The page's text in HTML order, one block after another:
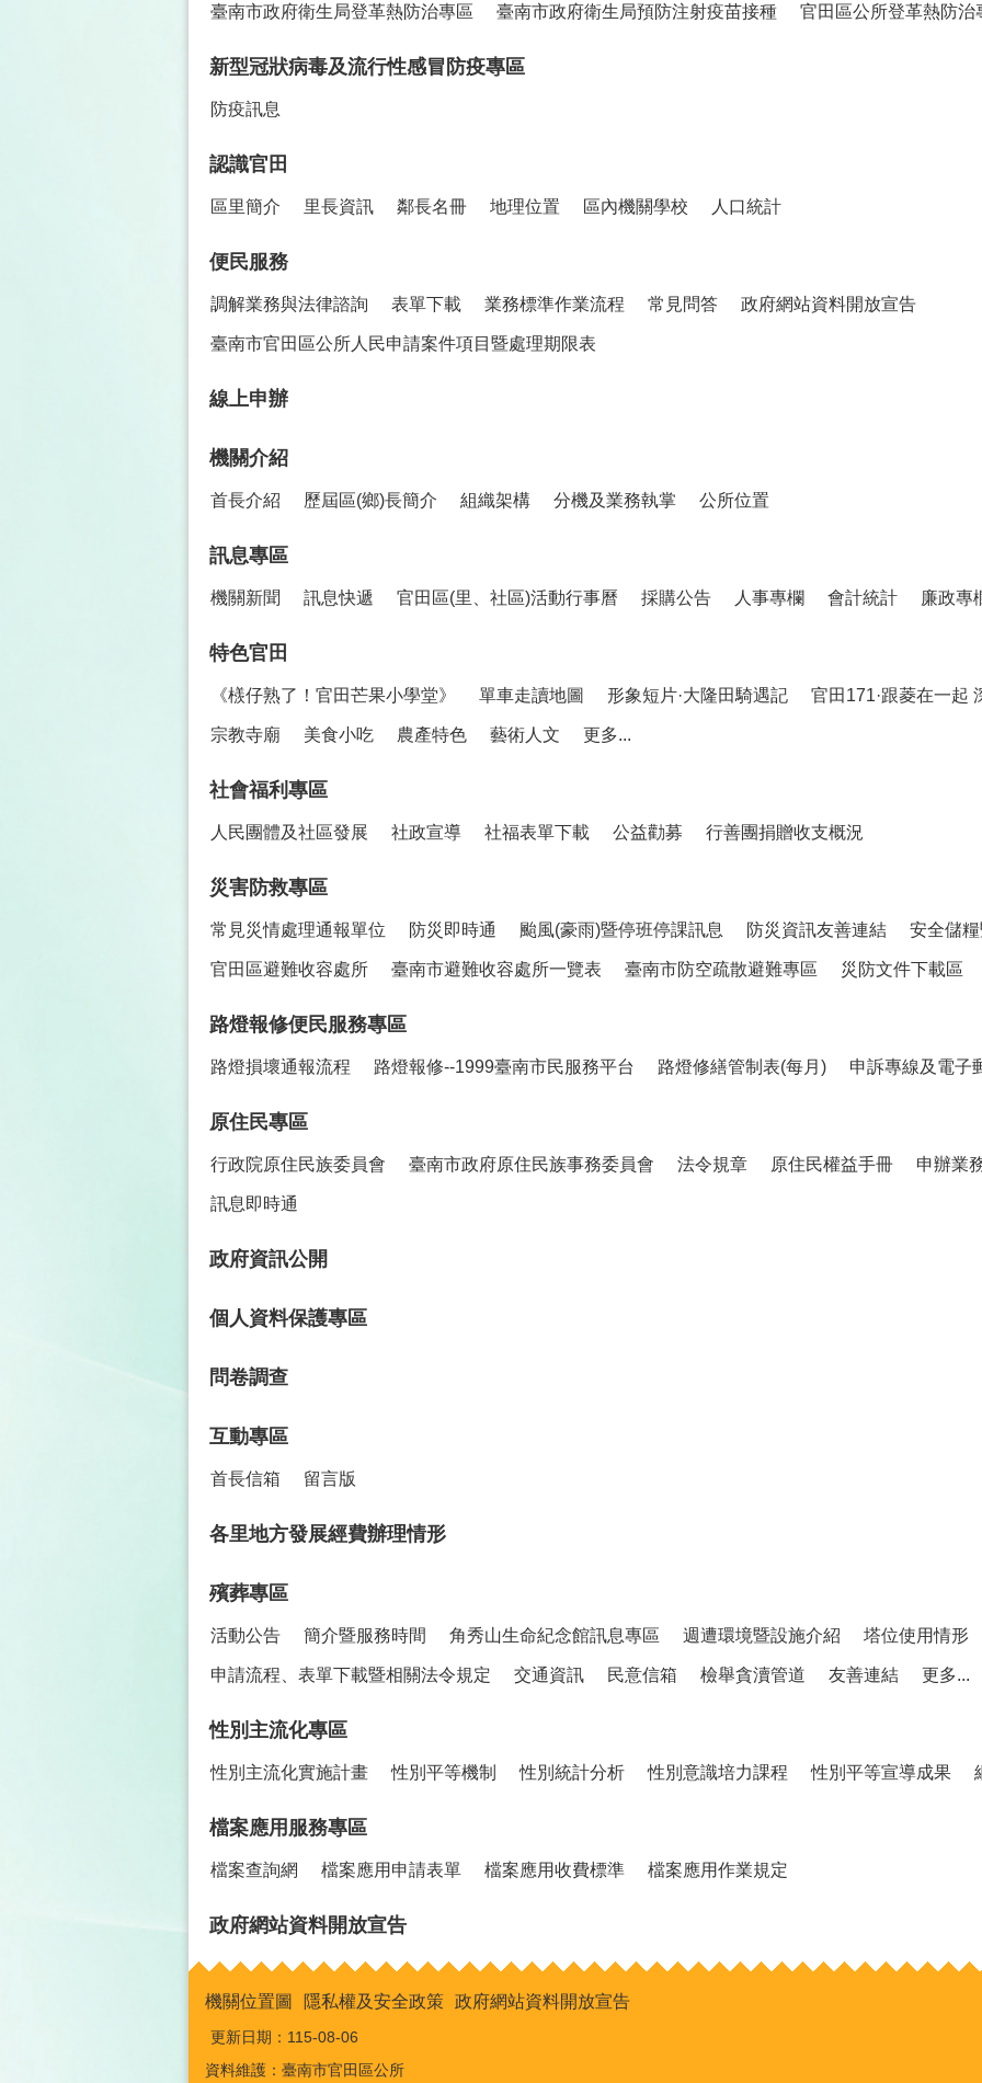
臺南市政府衛生局登革熱防治專區 臺南市政府衛生局預防注射疫苗接種 官田區公所登革熱防治
新型冠狀病毒及流行性感冒防疫專區
防疫訊息
認識官田
區里簡介 里長資訊 鄰長名冊 地理位置 區內機關學校 人口統計
便民服務
調解業務與法律諮詢 表單下載 業務標準作業流程 常見問答 政府網站資料開放宣告
臺南市官田區公所人民申請案件項目暨處理期限表
線上申辦
機關介紹
首長介紹 歷屆區(鄉)長簡介 組織架構 分機及業務執掌 公所位置
訊息專區
機關新聞 訊息快遞 官田區(里、社區)活動行事曆 採購公告 人事專欄 會計統計 廉政專
特色官田
《檨仔熟了！官田芒果小學堂》 單車走讀地圖 形象短片·大隆田騎遇記 官田171·跟菱在一起
宗教寺廟 美食小吃 農產特色 藝術人文 更多...
社會福利專區
人民團體及社區發展 社政宣導 社福表單下載 公益勸募 行善團捐贈收支概況
災害防救專區
常見災情處理通報單位 防災即時通 颱風(豪雨)暨停班停課訊息 防災資訊友善連結 安全儲
官田區避難收容處所 臺南市避難收容處所一覽表 臺南市防空疏散避難專區 災防文件下載區
路燈報修便民服務專區
路燈損壞通報流程 路燈報修--1999臺南市民服務平台 路燈修繕管制表(每月) 申訴專線及電子
原住民專區
行政院原住民族委員會 臺南市政府原住民族事務委員會 法令規章 原住民權益手冊 申辦業
訊息即時通
政府資訊公開
個人資料保護專區
問卷調查
互動專區
首長信箱 留言版
各里地方發展經費辦理情形
殯葬專區
活動公告 簡介暨服務時間 角秀山生命紀念館訊息專區 週遭環境暨設施介紹 塔位使用情形
申請流程、表單下載暨相關法令規定 交通資訊 民意信箱 檢舉貪瀆管道 友善連結 更多...
性別主流化專區
性別主流化實施計畫 性別平等機制 性別統計分析 性別意識培力課程 性別平等宣導成果
檔案應用服務專區
檔案查詢網 檔案應用申請表單 檔案應用收費標準 檔案應用作業規定
政府網站資料開放宣告
機關位置圖 隱私權及安全政策 政府網站資料開放宣告
更新日期： 115-08-06
資料維護：臺南市官田區公所